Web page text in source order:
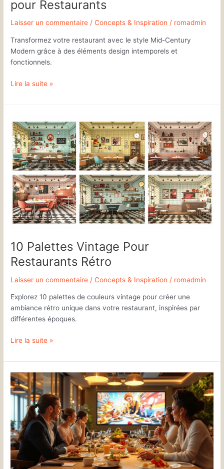
pour Restaurants
Laisser un commentaire /Concepts & Inspiration / romadmin
Transformez votre restaurant avec le style Mid-Century
Modern grâce à des éléments design intemporels et
fonctionnels.
Lire la suite »
10 Palettes Vintage Pour
Restaurants Rétro
Laisser un commentaire /Concepts & Inspiration / romadmin
Explorez 10 palettes de couleurs vintage pour créer une
ambiance rétro unique dans votre restaurant, inspirées par
différentes époques.
10
Palettes
Vintage
Pour
Restaurants
Rétro
Lire la suite »
5
Exemples
de
Storytelling
Immersif
en
Restauration